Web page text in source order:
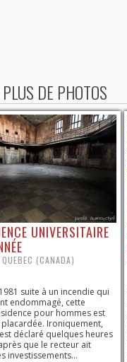
DE PHOTOS
UNIVERSITAIRE
(CANADA)
suite à un incendie qui
endommagé, cette
pour hommes est
placardée. Ironiquement,
déclaré quelques heures
que le recteur ait
investissements...